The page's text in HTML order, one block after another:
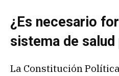
¿Es necesario
sistema de salud
La Constitución